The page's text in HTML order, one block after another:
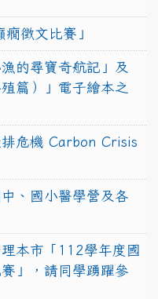
徵文比賽」
的尋寶奇航記」及
篇）」電子繪本之
危機 Carbon Crisis
、國小醫學營及各
本市「112學年度國
」，請同學踴躍參